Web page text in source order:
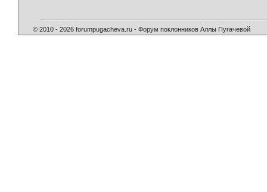
© 2010 - 2026 forumpugacheva.ru - Форум поклонников Аллы Пугачевой